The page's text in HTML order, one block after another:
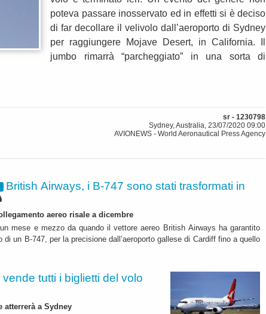
poteva passare inosservato ed in effetti si è deciso
di far decollare il velivolo dall’aeroporto di Sydney
per raggiungere Mojave Desert, in California. Il
jumbo rimarrà “parcheggiato” in una sorta di
sr - 1230798
Sydney, Australia, 23/07/2020 09:00
AVIONEWS - World Aeronautical Press Agency
British Airways, i B-747 sono stati trasformati in
aereo risale a dicembre
mese e mezzo da quando il vettore aereo British Airways ha garantito
di un B-747, per la precisione dall’aeroporto gallese di Cardiff fino a quello
tutti i biglietti del volo
atterrerà a Sydney